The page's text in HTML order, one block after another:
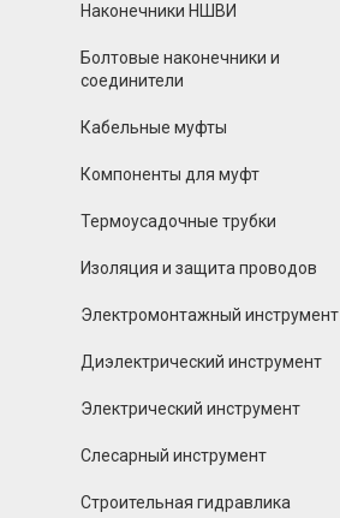
Наконечники НШВИ
Болтовые наконечники и
соединители
Кабельные муфты
Компоненты для муфт
Термоусадочные трубки
Изоляция и защита проводов
Электромонтажный инструмент
Диэлектрический инструмент
Электрический инструмент
Слесарный инструмент
Строительная гидравлика